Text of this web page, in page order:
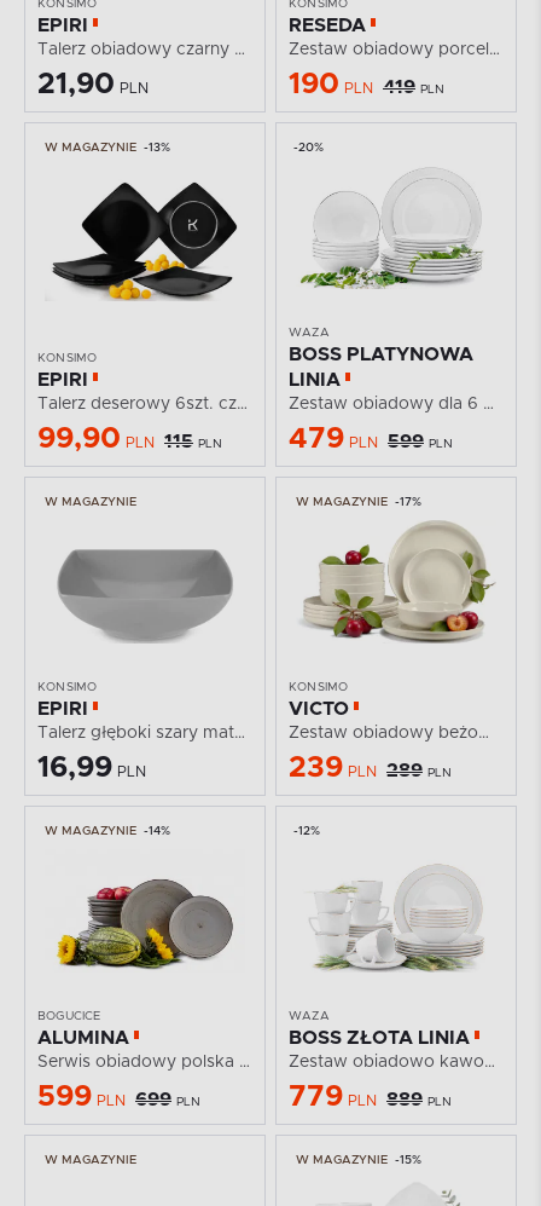
KONSIMO
EPIRI
Talerz obiadowy czarny matowy
21,90 PLN
KONSIMO
RESEDA
Zestaw obiadowy porcelanowy dla 6 osób biały
190 PLN 419 PLN
W MAGAZYNIE -13%
KONSIMO
EPIRI
Talerz deserowy 6szt. czarny matowy
99,90 PLN 115 PLN
-20%
WAZA
BOSS PLATYNOWA
LINIA
Zestaw obiadowy dla 6 osób porcelana Platynowa Linia...
479 PLN 599 PLN
W MAGAZYNIE
KONSIMO
EPIRI
Talerz głęboki szary matowy
16,99 PLN
W MAGAZYNIE -17%
KONSIMO
VICTO
Zestaw obiadowy beżowy połysk 6os. (12 el.)
239 PLN 289 PLN
W MAGAZYNIE -14%
BOGUCICE
ALUMINA
Serwis obiadowy polska porcelana Nostalgia Popiel dla...
599 PLN 699 PLN
-12%
WAZA
BOSS ZŁOTA LINIA
Zestaw obiadowo kawowy dla 6 osób porcelana Złota...
779 PLN 889 PLN
W MAGAZYNIE W MAGAZYNIE -15%